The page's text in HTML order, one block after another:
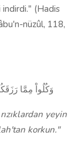
indirdi." (Hadis
nüzûl, 118,
وَكُلُواْ مِمَّا
yeyin
korkun."